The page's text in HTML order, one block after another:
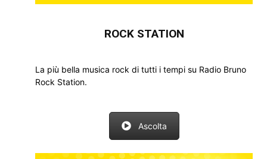
ROCK STATION
La più bella musica rock di tutti i tempi su Radio Bruno
Rock Station.
Ascolta